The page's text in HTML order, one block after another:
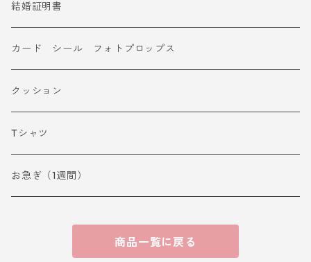
結婚証明書
カード シール フォトプロップス
クッション
Tシャツ
お急ぎ（1週間）
商品一覧に戻る